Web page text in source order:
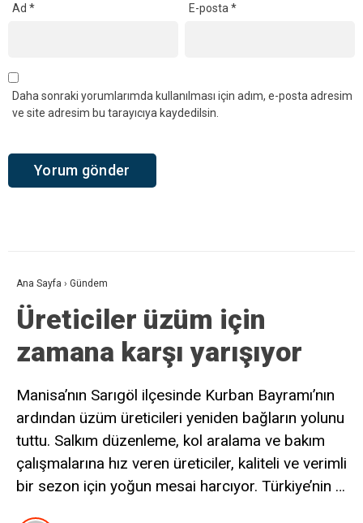
Ad * E-posta*
Daha sonraki yorumlarımda kullanılması için adım, e-posta adresim
ve site adresim bu tarayıcıya kaydedilsin.
Ana Sayfa › Gündem
Üreticiler üzüm için
zamana karşı yarışıyor
Manisa’nın Sarıgöl ilçesinde Kurban Bayramı’nın
ardından üzüm üreticileri yeniden bağların yolunu
tuttu. Salkım düzenleme, kol aralama ve bakım
çalışmalarına hız veren üreticiler, kaliteli ve verimli
bir sezon için yoğun mesai harcıyor. Türkiye’nin …